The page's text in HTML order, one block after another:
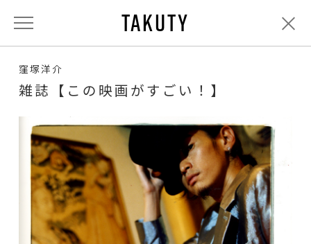
TAKUTY
窪塚洋介
雑誌【この映画がすごい！】